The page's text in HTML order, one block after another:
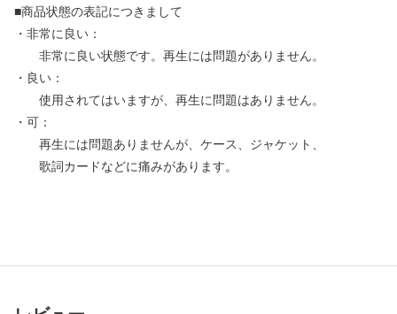
■商品状態の表記につきまして
・非常に良い：
非常に良い状態です。再生には問題がありません。
・良い：
使用されてはいますが、再生に問題はありません。
・可：
再生には問題ありませんが、ケース、ジャケット、
歌詞カードなどに痛みがあります。